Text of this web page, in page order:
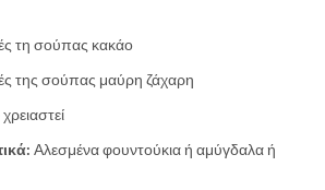
τη σούπας κακάο
της σούπας μαύρη ζάχαρη
Αλεσμένα φουντούκια ή αμύγδαλα ή